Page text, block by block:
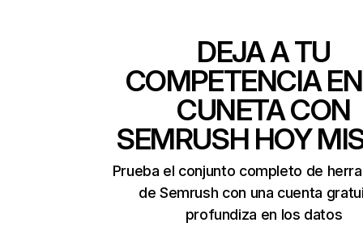
DEJA A TU
COMPETENCIA
CUNETA CON
SEMRUSH HOY
Prueba el conjunto completo de
de Semrush con una cuenta
profundiza en los datos